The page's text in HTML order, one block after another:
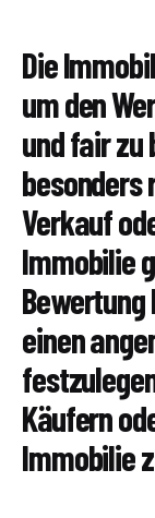
Die
um den
und fair zu
besonders
Verkauf
Immobilie
einen
Käufern
Immobilie